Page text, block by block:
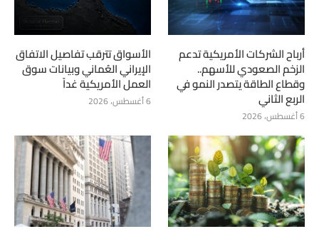
أرباح الشركات الأمريكية تدعم
الزخم الصعودي للأسهم..
وقطاع الطاقة يتصدر النمو في
الربع الثاني
6 أغسطس، 2026
الأسواق تترقب تفاصيل الاتفاق
الإيراني العُماني وبيانات سوق
العمل الأمريكية غداً
6 أغسطس، 2026